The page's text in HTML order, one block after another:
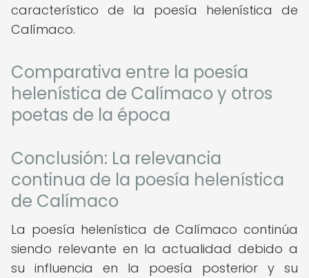
característico de la poesía helenística de
Calímaco.
Comparativa entre la poesía
helenística de Calímaco y otros
poetas de la época
Conclusión: La relevancia
continua de la poesía helenística
de Calímaco
La poesía helenística de Calímaco continúa
siendo relevante en la actualidad debido a
su influencia en la poesía posterior y su